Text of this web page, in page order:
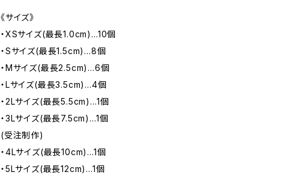
《サイズ》
・XSサイズ(最長1.0cm)…10個
・Sサイズ(最長1.5cm)…8個
・Mサイズ(最長2.5cm)…6個
・Lサイズ(最長3.5cm)…4個
・2Lサイズ(最長5.5cm)…1個
・3Lサイズ(最長7.5cm)…1個
(受注制作)
・4Lサイズ(最長10cm)…1個
・5Lサイズ(最長12cm)…1個